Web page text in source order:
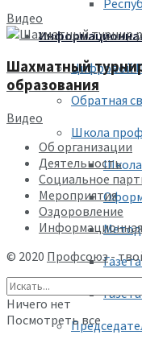
Цифровой
Обратная
Школа
Школа
Видео
Шахматный
образования
Видео
Об организации
Деятельность
Социальное
Мероприятия
Оздоровление
© 2020 Профсоюз-
Ничего нет
Посмотреть все